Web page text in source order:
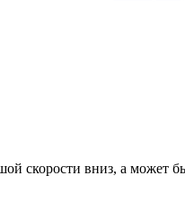
скорости вниз, а может